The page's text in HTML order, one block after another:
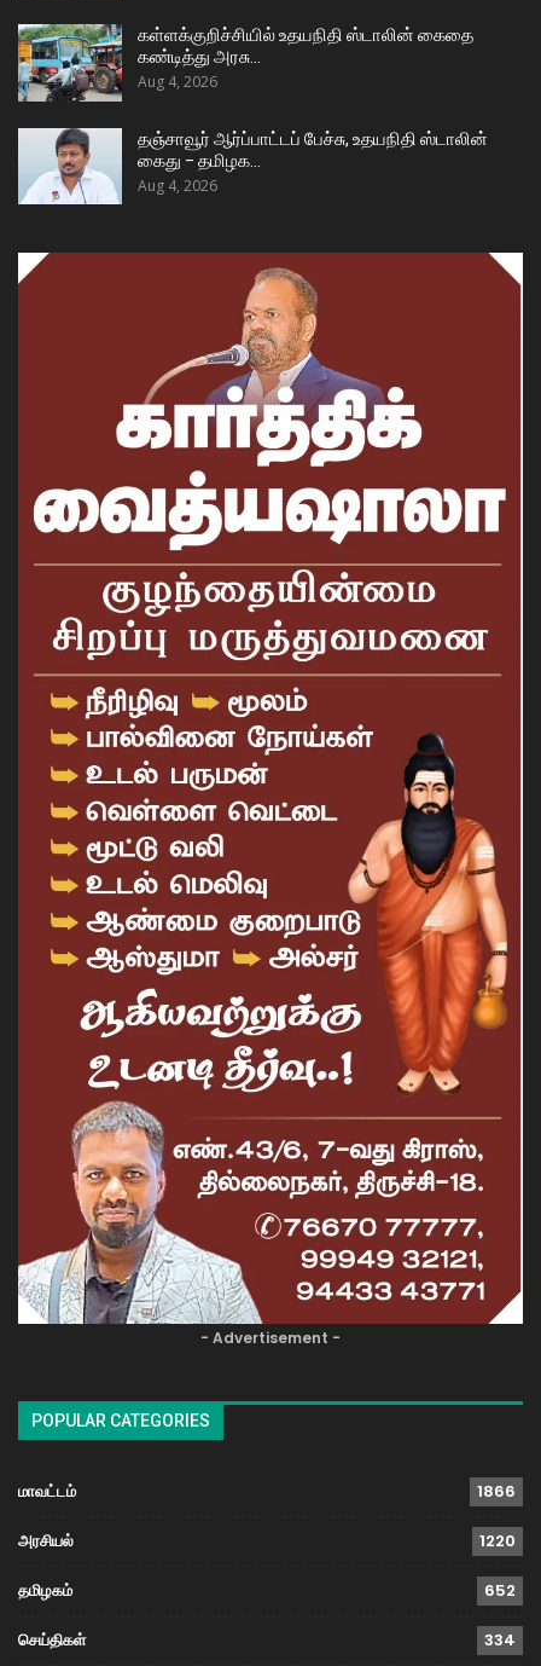
கள்ளக்குறிச்சியில் உதயநிதி ஸ்டாலின் கைதை
கண்டித்து அரசு…
Aug 4, 2026
தஞ்சாவூர் ஆர்ப்பாட்டப் பேச்சு, உதயநிதி ஸ்டாலின்
கைது – தமிழக…
Aug 4, 2026
- Advertisement -
POPULAR CATEGORIES
மாவட்டம் 1866
அரசியல் 1220
தமிழகம் 652
செய்திகள் 334